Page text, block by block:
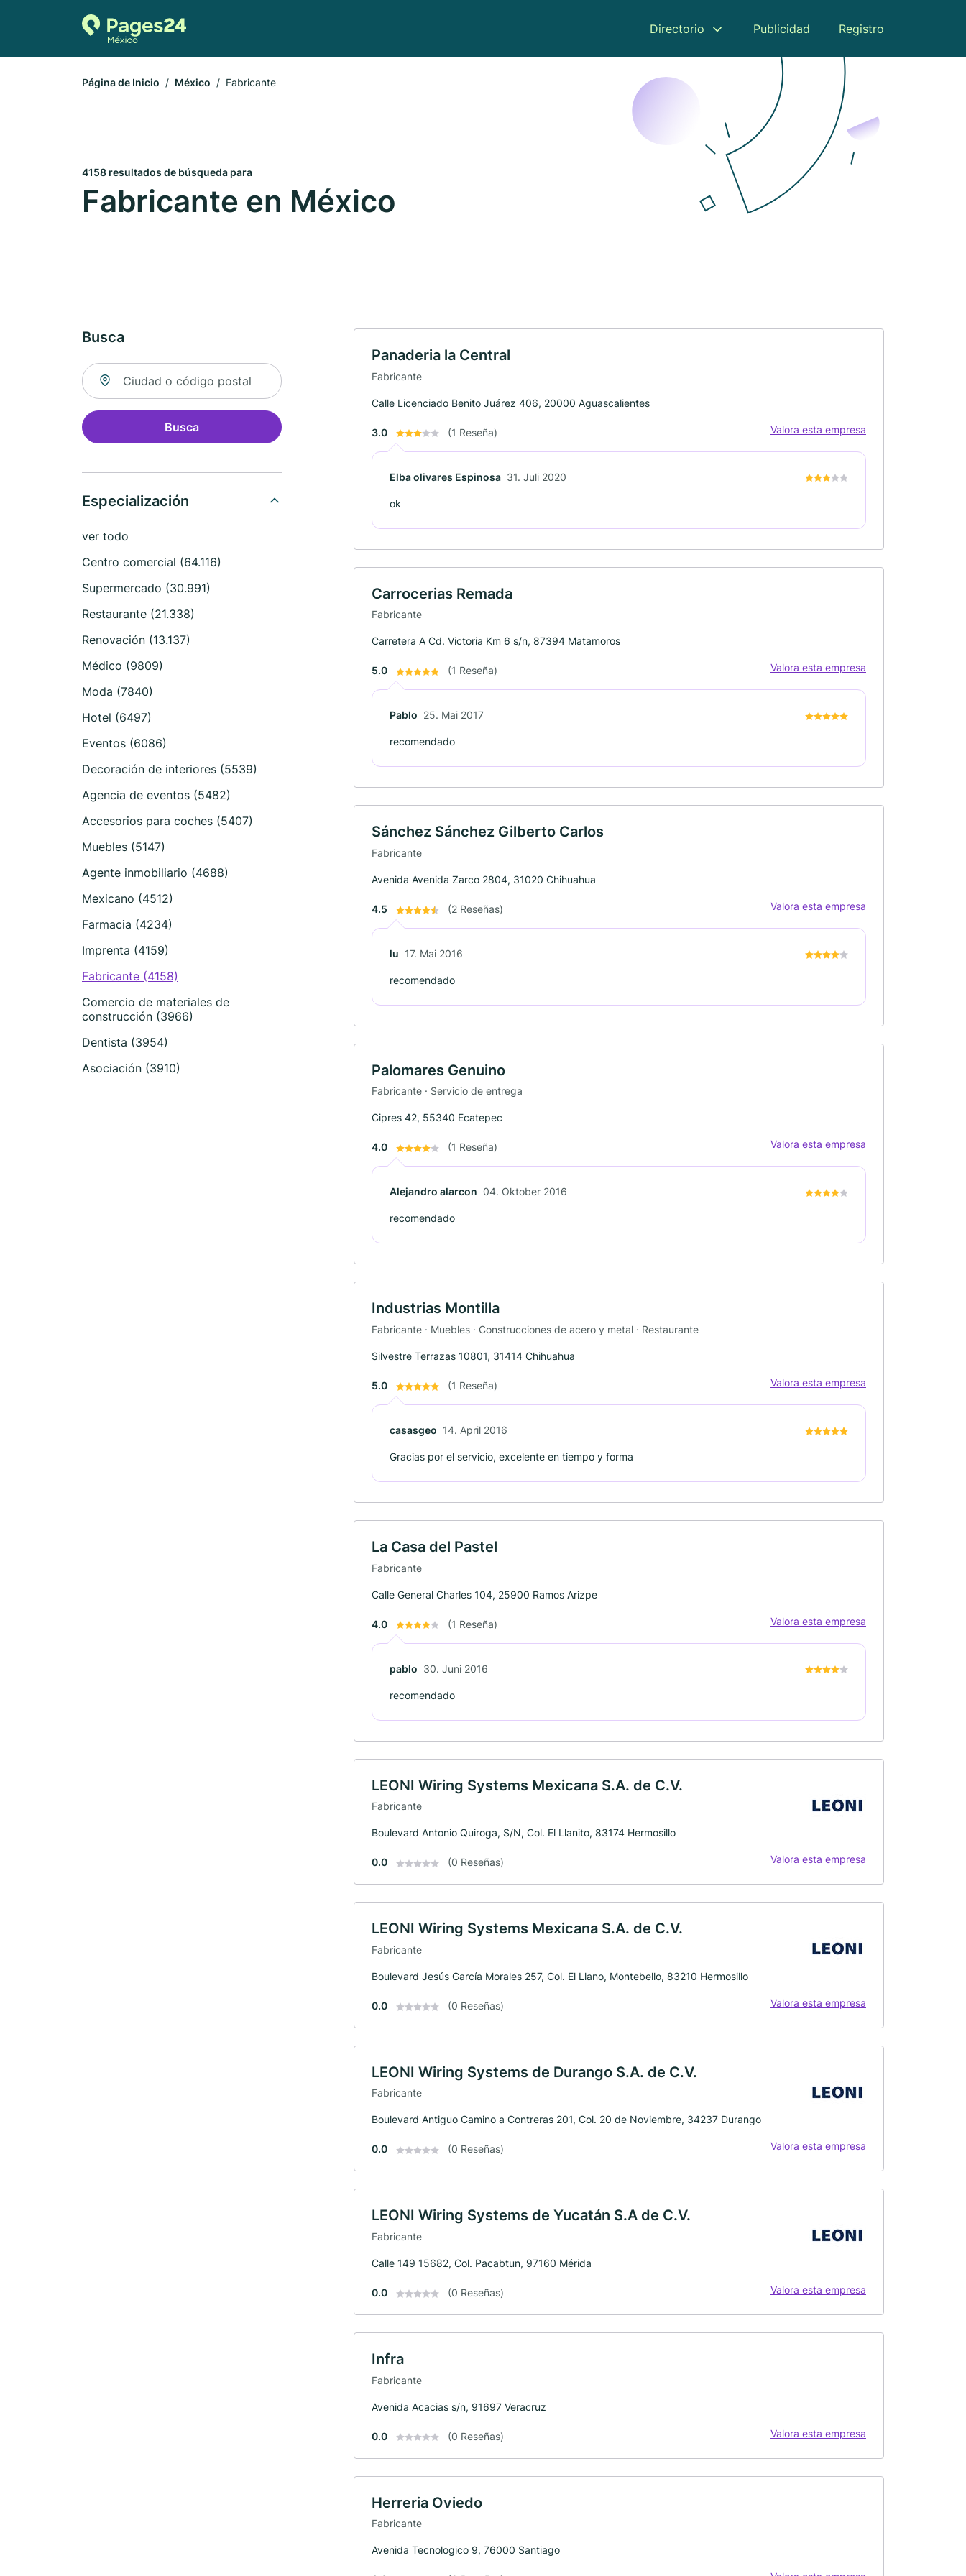
Directorio Publicidad Registro
Página de Inicio México Fabricante
4158 resultados de búsqueda para
Fabricante en México
Busca
Buscar ubicación
Busca
Especialización
ver todo
Centro comercial (64.116)
Supermercado (30.991)
Restaurante (21.338)
Renovación (13.137)
Médico (9809)
Moda (7840)
Hotel (6497)
Eventos (6086)
Decoración de interiores (5539)
Agencia de eventos (5482)
Accesorios para coches (5407)
Muebles (5147)
Agente inmobiliario (4688)
Mexicano (4512)
Farmacia (4234)
Imprenta (4159)
Fabricante (4158)
Comercio de materiales de
construcción (3966)
Dentista (3954)
Asociación (3910)
Panaderia la Central
Fabricante
Calle Licenciado Benito Juárez 406, 20000 Aguascalientes
3.0 (1 Reseña) Valora esta empresa
Elba olivares Espinosa 31. Juli 2020
ok
Carrocerias Remada
Fabricante
Carretera A Cd. Victoria Km 6 s/n, 87394 Matamoros
5.0 (1 Reseña) Valora esta empresa
Pablo 25. Mai 2017
recomendado
Sánchez Sánchez Gilberto Carlos
Fabricante
Avenida Avenida Zarco 2804, 31020 Chihuahua
4.5 (2 Reseñas) Valora esta empresa
lu 17. Mai 2016
recomendado
Palomares Genuino
Fabricante · Servicio de entrega
Cipres 42, 55340 Ecatepec
4.0 (1 Reseña) Valora esta empresa
Alejandro alarcon 04. Oktober 2016
recomendado
Industrias Montilla
Fabricante · Muebles · Construcciones de acero y metal · Restaurante
Silvestre Terrazas 10801, 31414 Chihuahua
5.0 (1 Reseña) Valora esta empresa
casasgeo 14. April 2016
Gracias por el servicio, excelente en tiempo y forma
La Casa del Pastel
Fabricante
Calle General Charles 104, 25900 Ramos Arizpe
4.0 (1 Reseña) Valora esta empresa
pablo 30. Juni 2016
recomendado
LEONI Wiring Systems Mexicana S.A. de C.V.
Fabricante
Boulevard Antonio Quiroga, S/N, Col. El Llanito, 83174 Hermosillo
0.0 (0 Reseñas) Valora esta empresa
LEONI Wiring Systems Mexicana S.A. de C.V.
Fabricante
Boulevard Jesús García Morales 257, Col. El Llano, Montebello, 83210 Hermosillo
0.0 (0 Reseñas) Valora esta empresa
LEONI Wiring Systems de Durango S.A. de C.V.
Fabricante
Boulevard Antiguo Camino a Contreras 201, Col. 20 de Noviembre, 34237 Durango
0.0 (0 Reseñas) Valora esta empresa
LEONI Wiring Systems de Yucatán S.A de C.V.
Fabricante
Calle 149 15682, Col. Pacabtun, 97160 Mérida
0.0 (0 Reseñas) Valora esta empresa
Infra
Fabricante
Avenida Acacias s/n, 91697 Veracruz
0.0 (0 Reseñas) Valora esta empresa
Herreria Oviedo
Fabricante
Avenida Tecnologico 9, 76000 Santiago